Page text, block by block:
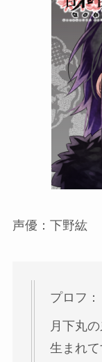
声優：下野紘
プロフ：
月下丸
生まれ